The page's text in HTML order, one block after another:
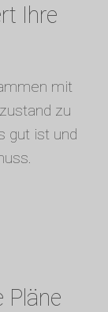
Ihre
mit
zu
gut ist und
Pläne